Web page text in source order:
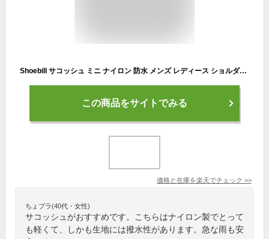
Shoebill サコッシュ ミニ ナイロン 防水 メンズ レディース ショルダーバッグ アウトドア 軽い 小さめ 2つ折り 登山
この商品をサイトでみる
価格と在庫を楽天でチェック >>
ちょプラ(40代・女性)
サコッシュがおすすめです。こちらはナイロン製でとって
も軽くて、しかも生地には撥水性があります。急な雨も安